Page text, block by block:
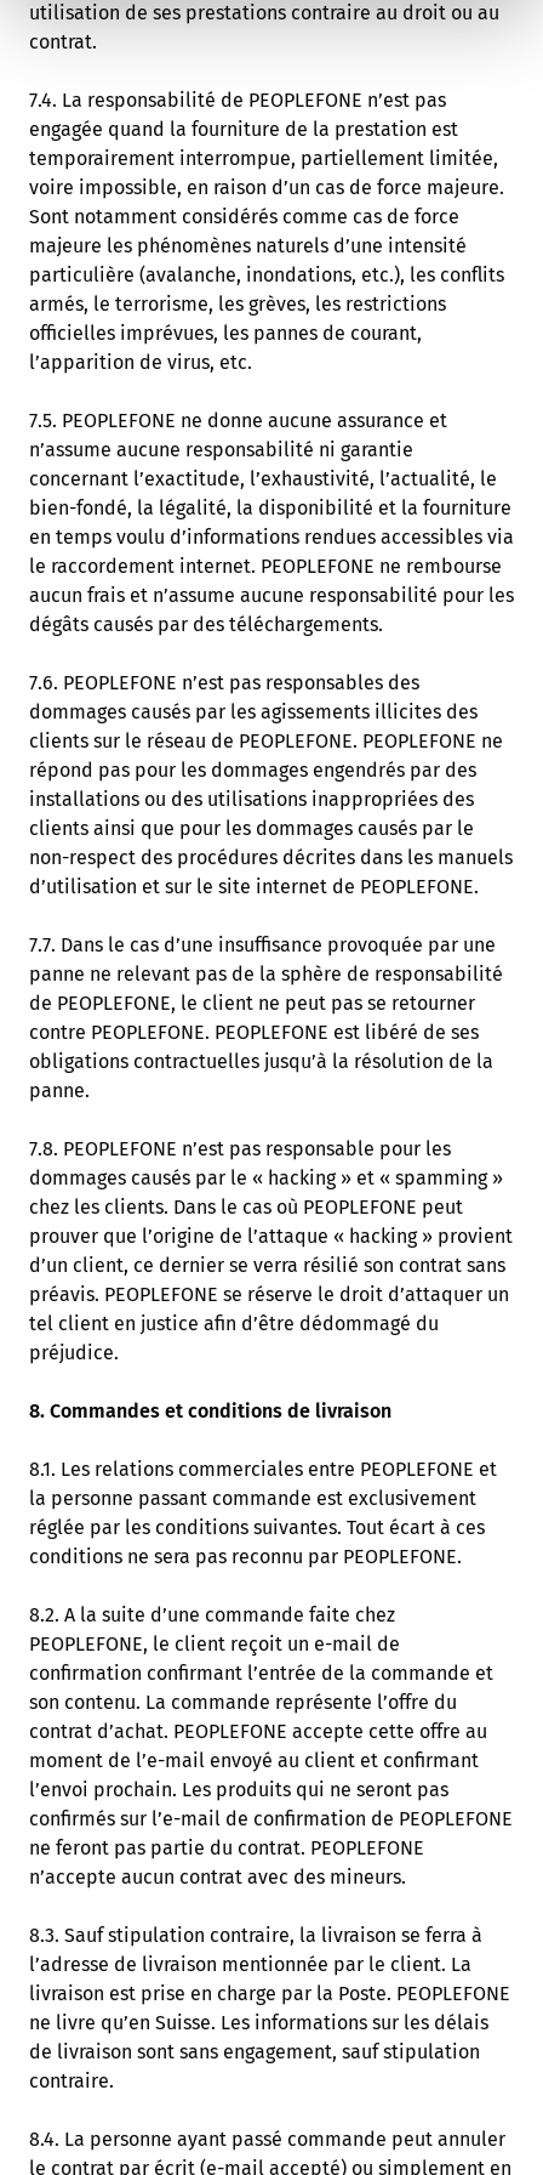
utilisation de ses prestations contraire au droit ou au
contrat.
7.4. La responsabilité de PEOPLEFONE n’est pas
engagée quand la fourniture de la prestation est
temporairement interrompue, partiellement limitée,
voire impossible, en raison d’un cas de force majeure.
Sont notamment considérés comme cas de force
majeure les phénomènes naturels d’une intensité
particulière (avalanche, inondations, etc.), les conflits
armés, le terrorisme, les grèves, les restrictions
officielles imprévues, les pannes de courant,
l’apparition de virus, etc.
7.5. PEOPLEFONE ne donne aucune assurance et
n’assume aucune responsabilité ni garantie
concernant l’exactitude, l’exhaustivité, l’actualité, le
bien-fondé, la légalité, la disponibilité et la fourniture
en temps voulu d’informations rendues accessibles via
le raccordement internet. PEOPLEFONE ne rembourse
aucun frais et n’assume aucune responsabilité pour les
dégâts causés par des téléchargements.
7.6. PEOPLEFONE n’est pas responsables des
dommages causés par les agissements illicites des
clients sur le réseau de PEOPLEFONE. PEOPLEFONE ne
répond pas pour les dommages engendrés par des
installations ou des utilisations inappropriées des
clients ainsi que pour les dommages causés par le
non-respect des procédures décrites dans les manuels
d’utilisation et sur le site internet de PEOPLEFONE.
7.7. Dans le cas d’une insuffisance provoquée par une
panne ne relevant pas de la sphère de responsabilité
de PEOPLEFONE, le client ne peut pas se retourner
contre PEOPLEFONE. PEOPLEFONE est libéré de ses
obligations contractuelles jusqu’à la résolution de la
panne.
7.8. PEOPLEFONE n’est pas responsable pour les
dommages causés par le « hacking » et « spamming »
chez les clients. Dans le cas où PEOPLEFONE peut
prouver que l’origine de l’attaque « hacking » provient
d’un client, ce dernier se verra résilié son contrat sans
préavis. PEOPLEFONE se réserve le droit d’attaquer un
tel client en justice afin d’être dédommagé du
préjudice.
8. Commandes et conditions de livraison
8.1. Les relations commerciales entre PEOPLEFONE et
la personne passant commande est exclusivement
réglée par les conditions suivantes. Tout écart à ces
conditions ne sera pas reconnu par PEOPLEFONE.
8.2. A la suite d’une commande faite chez
PEOPLEFONE, le client reçoit un e-mail de
confirmation confirmant l’entrée de la commande et
son contenu. La commande représente l’offre du
contrat d’achat. PEOPLEFONE accepte cette offre au
moment de l’e-mail envoyé au client et confirmant
l’envoi prochain. Les produits qui ne seront pas
confirmés sur l’e-mail de confirmation de PEOPLEFONE
ne feront pas partie du contrat. PEOPLEFONE
n’accepte aucun contrat avec des mineurs.
8.3. Sauf stipulation contraire, la livraison se ferra à
l’adresse de livraison mentionnée par le client. La
livraison est prise en charge par la Poste. PEOPLEFONE
ne livre qu’en Suisse. Les informations sur les délais
de livraison sont sans engagement, sauf stipulation
contraire.
8.4. La personne ayant passé commande peut annuler
le contrat par écrit (e-mail accepté) ou simplement en